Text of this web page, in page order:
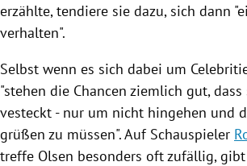
erzählte, tendiere sie dazu, sich dann
verhalten".
Selbst wenn es sich dabei um
"stehen die Chancen ziemlich gut, dass
vesteckt - nur um nicht hingehen und
grüßen zu müssen". Auf Schauspieler
treffe Olsen besonders oft zufällig,